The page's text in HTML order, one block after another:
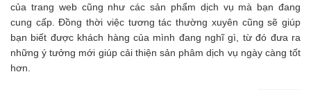
của trang web cũng như các sản phẩm dịch vụ mà bạn đang
cung cấp. Đồng thời việc tương tác thường xuyên cũng sẽ giúp
bạn biết được khách hàng của mình đang nghĩ gì, từ đó đưa ra
những ý tưởng mới giúp cải thiện sản phâm dịch vụ ngày càng tốt
hơn.